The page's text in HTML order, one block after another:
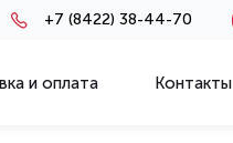
+7 (8422) 38-44-70
и оплата Контакты